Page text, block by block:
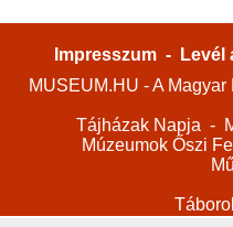
Impresszum -
Levél
MUSEUM.HU - A
Tájházak Napja -
Múzeumok Őszi